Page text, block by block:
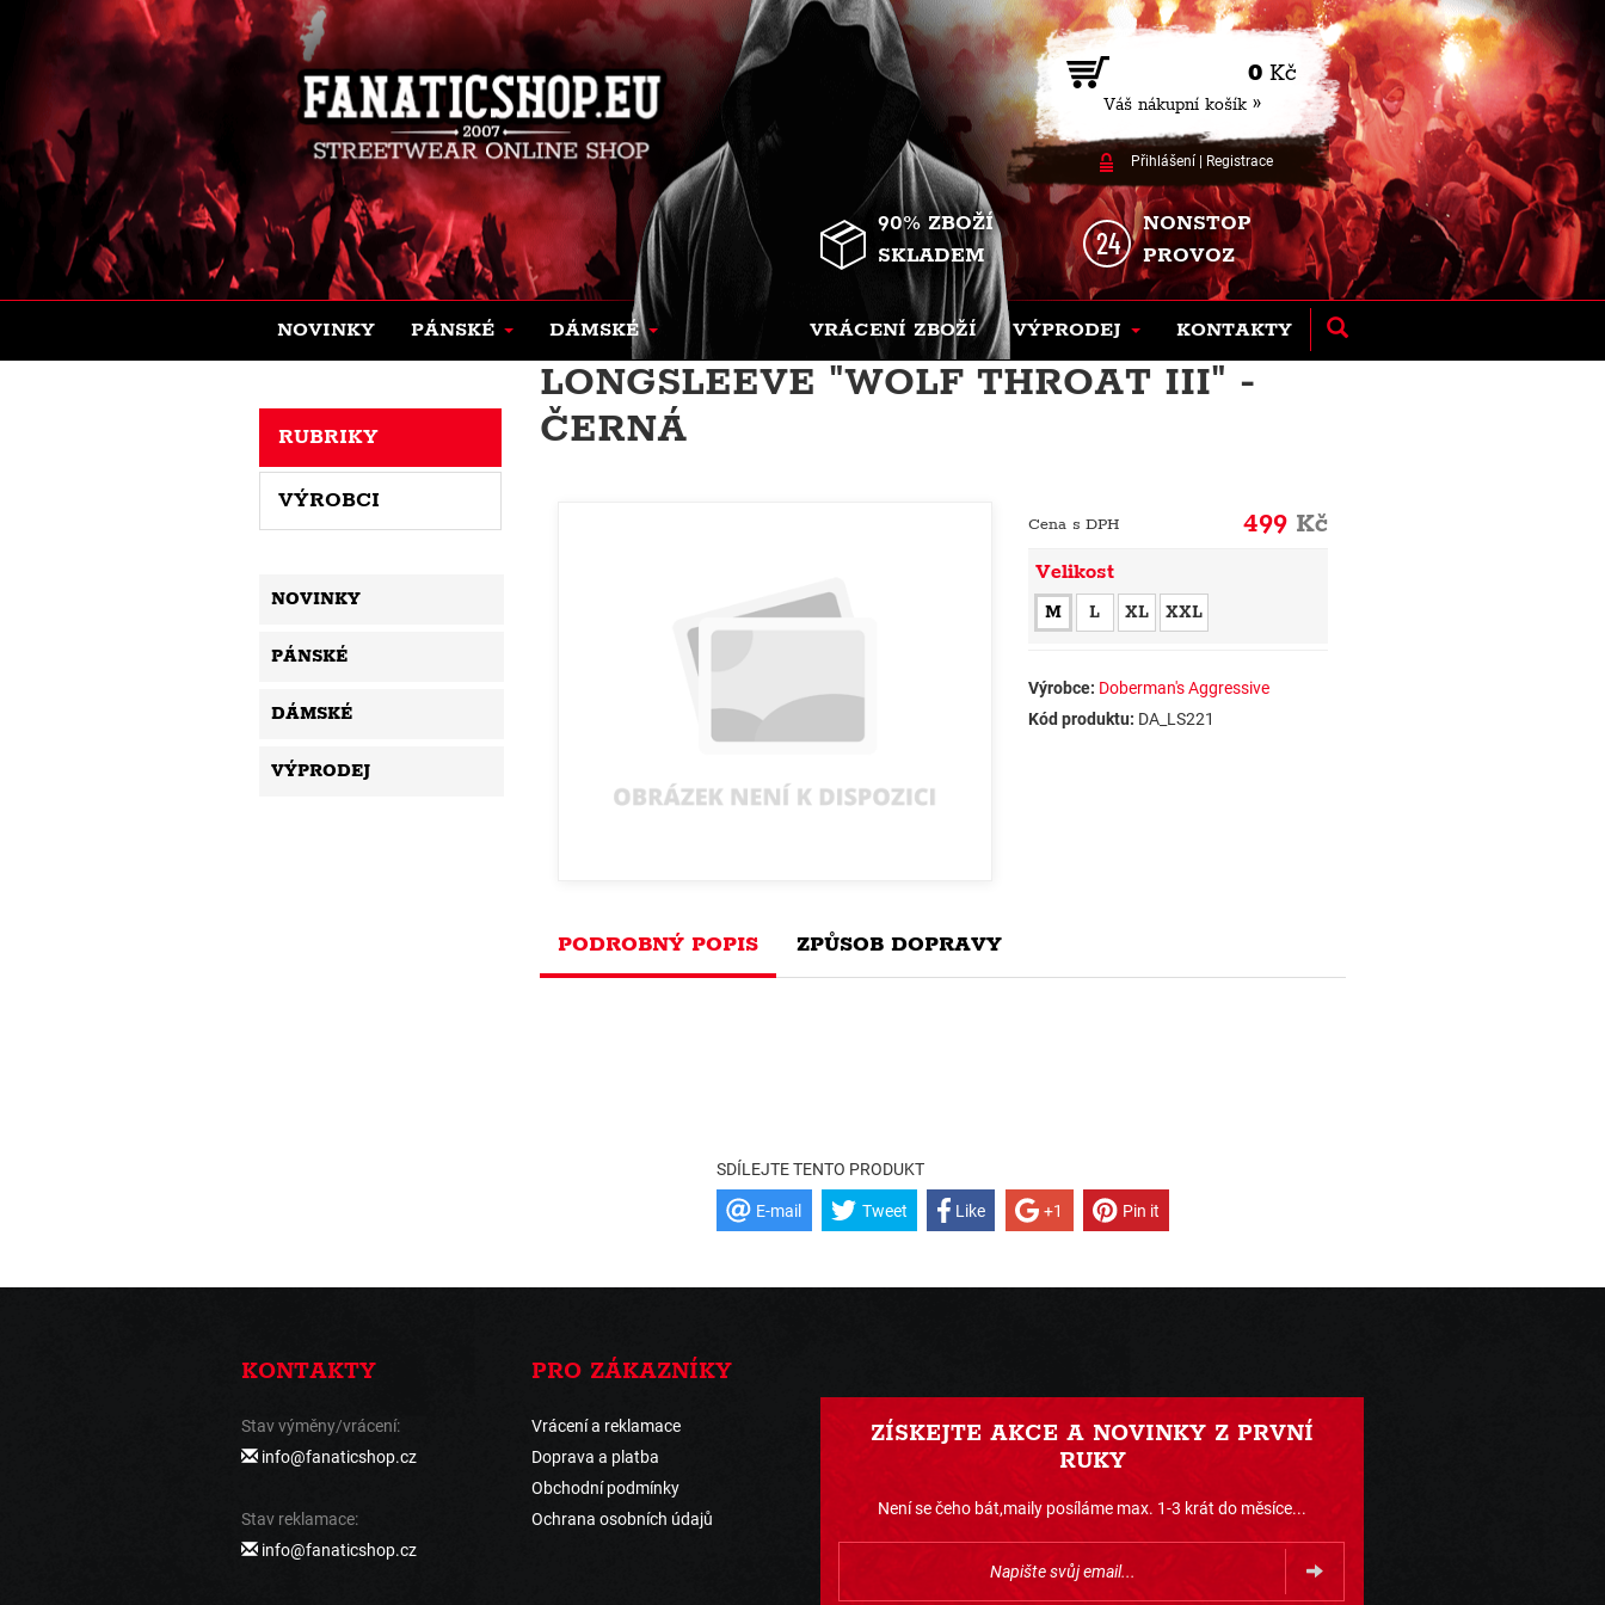
0 Kč
Váš nákupní košík »
Přihlášení| Registrace
90% ZBOŽÍ
SKLADEM
NONSTOP
PROVOZ
NOVINKY PÁNSKÉ DÁMSKÉ VRÁCENÍ ZBOŽÍ VÝPRODEJ KONTAKTY
LONGSLEEVE "WOLF THROAT III" -
ČERNÁ
Cena s DPH 499 Kč
Velikost
M L XL XXL
Výrobce: Doberman's Aggressive
Kód produktu: DA_LS221
PODROBNÝ POPIS ZPŮSOB DOPRAVY
SDÍLEJTE TENTO PRODUKT
E-mail Tweet Like +1 Pin it
RUBRIKY
VÝROBCI
NOVINKY
PÁNSKÉ
DÁMSKÉ
VÝPRODEJ
KONTAKTY
Stav výměny/vrácení:
info@fanaticshop.cz
Stav reklamace:
info@fanaticshop.cz
PRO ZÁKAZNÍKY
Vrácení a reklamace
Doprava a platba
Obchodní podmínky
Ochrana osobních údajů
ZÍSKEJTE AKCE A NOVINKY Z PRVNÍ
RUKY
Není se čeho bát,maily posíláme max. 1-3 krát do měsíce...